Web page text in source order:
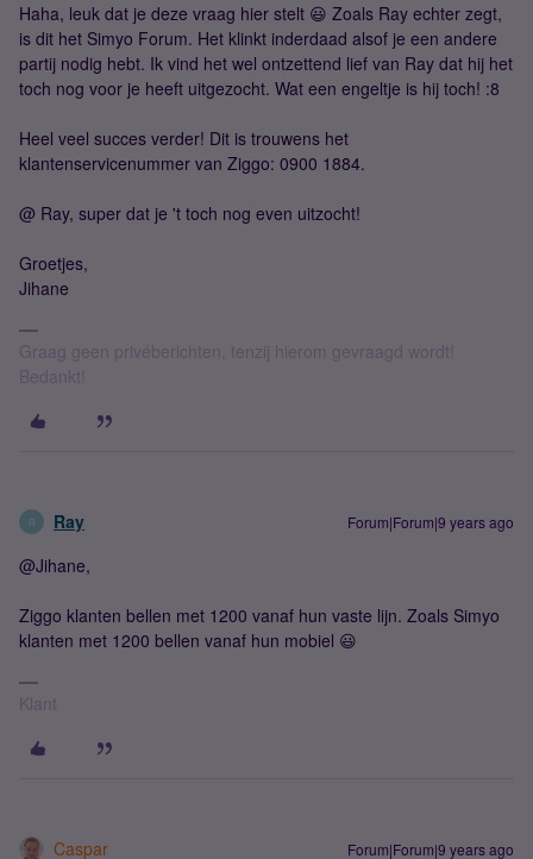
Haha, leuk dat je deze vraag hier stelt 😃 Zoals Ray echter zegt,
is dit het Simyo Forum. Het klinkt inderdaad alsof je een andere
partij nodig hebt. Ik vind het wel ontzettend lief van Ray dat hij het
toch nog voor je heeft uitgezocht. Wat een engeltje is hij toch! :8
Heel veel succes verder! Dit is trouwens het
klantenservicenummer van Ziggo: 0900 1884.
@ Ray, super dat je 't toch nog even uitzocht!
Groetjes,
Jihane
Graag geen privéberichten, tenzij hierom gevraagd wordt!
Bedankt!
R Ray Forum|Forum|9 years ago
@Jihane,
Ziggo klanten bellen met 1200 vanaf hun vaste lijn. Zoals Simyo
klanten met 1200 bellen vanaf hun mobiel 😃
Klant
Caspar Forum|Forum|9 years ago